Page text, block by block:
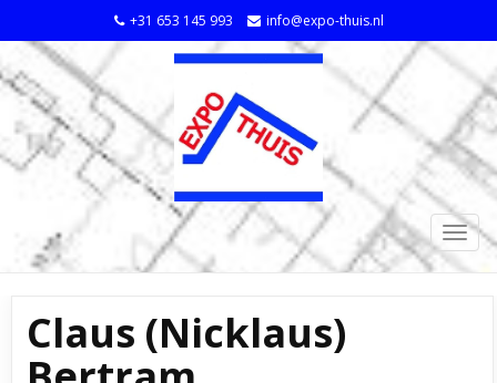
+31 653 145 993 info@expo-thuis.nl
Claus (Nicklaus)